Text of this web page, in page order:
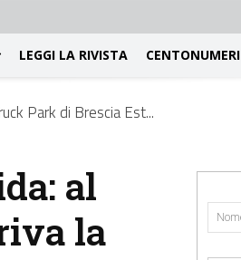
LEGGI LA RIVISTA CENTONUMERI
Park di Brescia Est...
al
la